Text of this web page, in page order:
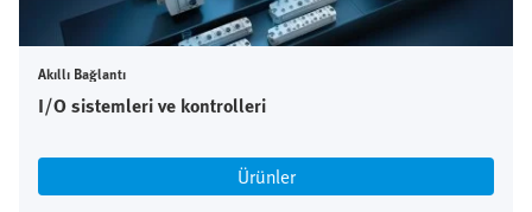
Akıllı Bağlantı
I/O sistemleri ve kontrolleri
Ürünler